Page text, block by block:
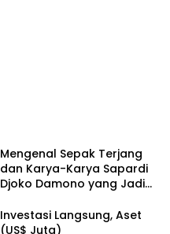
Mengenal Sepak Terjang
dan Karya-Karya Sapardi
Djoko Damono yang Jadi
Investasi Langsung, Aset
(US$ Juta)